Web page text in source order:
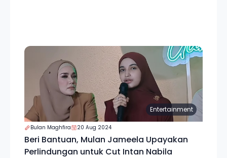
Entertainment
Bulan Maghfira 20 Aug 2024
Beri Bantuan, Mulan Jameela Upayakan
Perlindungan untuk Cut Intan Nabila